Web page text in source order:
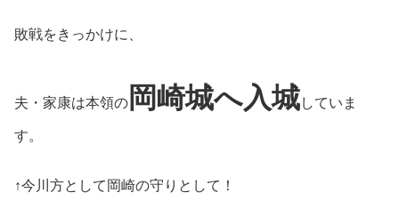
敗戦をきっかけに、
夫・家康は本領の 岡崎城へ入城していま
す。
↑今川方として岡崎の守りとして！